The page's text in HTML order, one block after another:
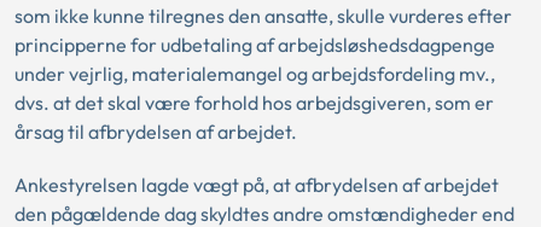
som ikke kunne tilregnes den ansatte, skulle vurderes efter
principperne for udbetaling af arbejdsløshedsdagpenge
under vejrlig, materialemangel og arbejdsfordeling mv.,
dvs. at det skal være forhold hos arbejdsgiveren, som er
årsag til afbrydelsen af arbejdet.
Ankestyrelsen lagde vægt på, at afbrydelsen af arbejdet
den pågældende dag skyldtes andre omstændigheder end